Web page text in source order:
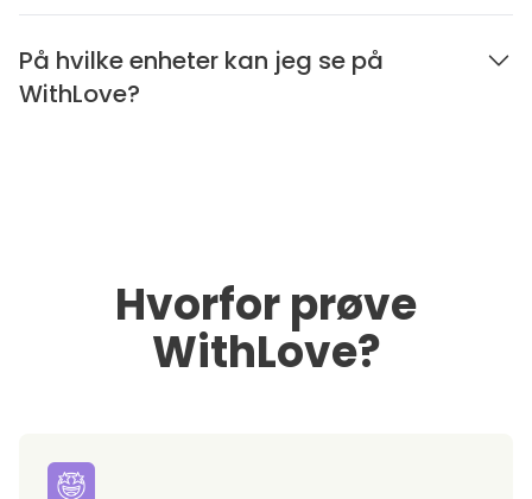
På hvilke enheter kan jeg se på
WithLove?
Hvorfor prøve
WithLove?